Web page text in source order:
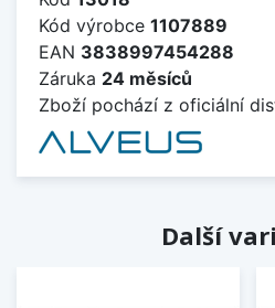
Kód výrobce 1107889
EAN 3838997454288
Záruka 24 měsíců
Zboží pochází z oficiální
Další